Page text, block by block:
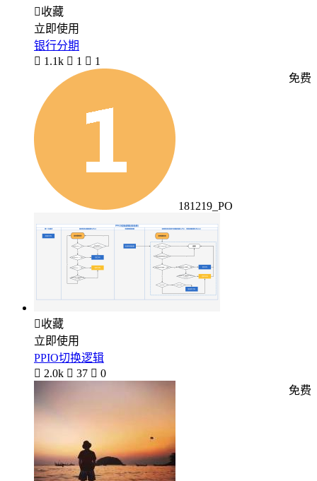
收藏
立即使用
银行分期
 1.1k  1  1
181219_PO
免费
收藏
立即使用
PPIO切换逻辑
 2.0k  37  0
免费